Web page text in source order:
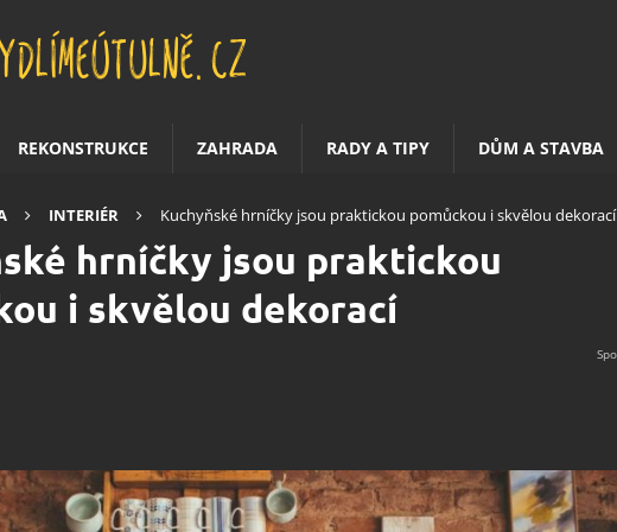
REKONSTRUKCE ZAHRADA RADY A TIPY DŮM A STAVBA
INTERIÉR Kuchyňské hrníčky jsou praktickou pomůckou i skvělou dekorací
hrníčky jsou praktickou
i skvělou dekorací